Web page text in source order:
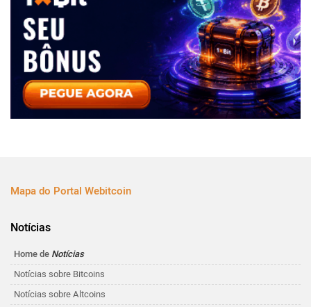
Mapa do Portal Webitcoin
Notícias
Home de Notícias
Notícias sobre Bitcoins
Notícias sobre Altcoins